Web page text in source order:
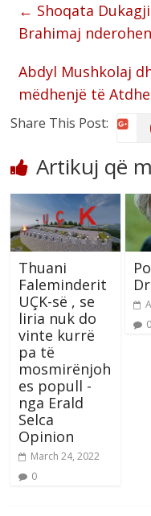
← Shoqata
Brahimaj
Abdyl Mushkolaj
mëdhenjë të
Share This Post:
Artikuj që
Thuani
Faleminderit
UÇK-së , se
liria nuk do
vinte kurrë
pa të
mosmirënjoh
es popull -
nga Erald
Selca
Opinion
March 24, 2022
0
0